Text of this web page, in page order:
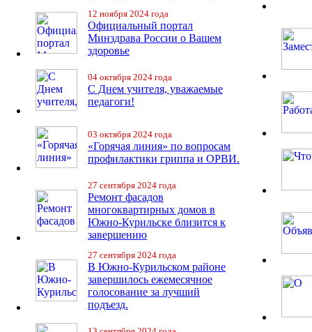
12 ноября 2024 года
Официальный портал
Минздрава России о Вашем
здоровье
04 октября 2024 года
С Днем учителя, уважаемые
педагоги!
03 октября 2024 года
«Горячая линия» по вопросам
профилактики гриппа и ОРВИ.
27 сентября 2024 года
Ремонт фасадов
многоквартирных домов в
Южно-Курильске близится к
завершению
27 сентября 2024 года
В Южно-Курильском районе
завершилось ежемесячное
голосование за лучший
подъезд.